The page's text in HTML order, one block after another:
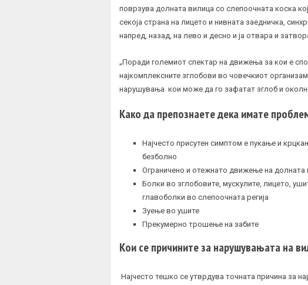
поврзува долната вилица со слепоочната коска
секоја страна на лицето и нивната заедничка,
напред, назад, на лево и десно и ја отвара и
„Поради големиот спектар на движења за кои е
најкомплексните зглобови во човечкиот
нарушувања кои може да го зафатат зглоб и
Како да препознаете дека имате
Најчесто присутен симптом е пукање и
безболно
Ограничено и отежнато движење на долната
Болки во зглобовите, мускулите, лицето,
главоболки во слепоочната регија
Зуење во ушите
Прекумерно трошење на забите
Кои се причините за нарушувањата на
Најчесто тешко се утврдува точната причина за